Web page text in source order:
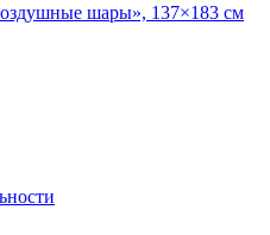
шары», 137×183 см